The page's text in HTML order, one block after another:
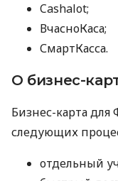
Cashalot;
ВчасноКаса;
СмартКасса.
О бизнес-
Бизнес-карта
следующих
отдельный